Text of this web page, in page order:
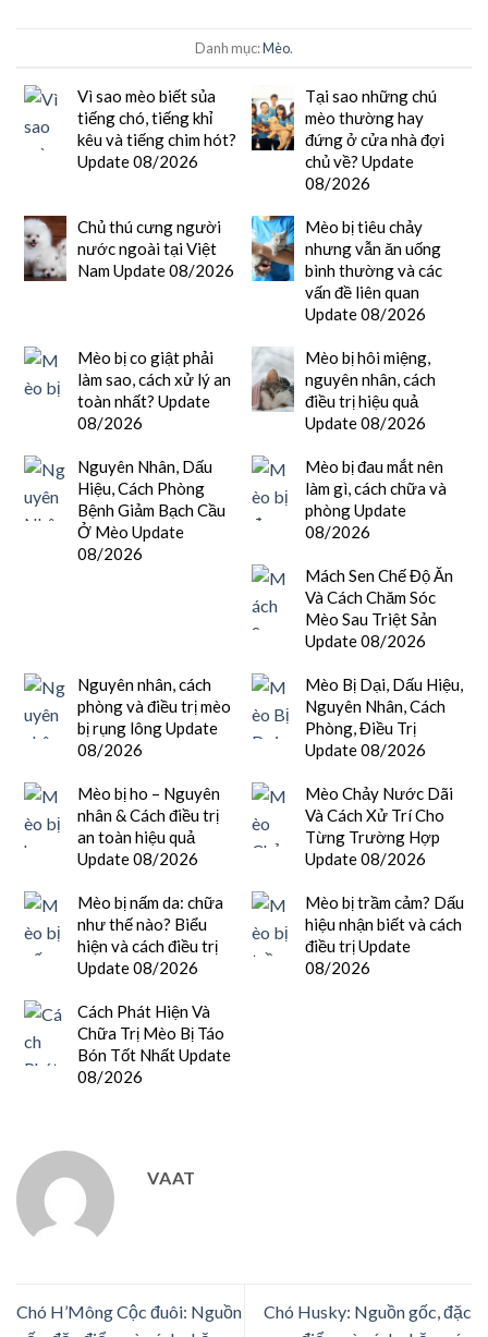
Danh mục:Mèo.
Vì sao mèo biết sủa
tiếng chó, tiếng khỉ
kêu và tiếng chim hót?
Update 08/2026
Tại sao những chú
mèo thường hay
đứng ở cửa nhà đợi
chủ về? Update
08/2026
Chủ thú cưng người
nước ngoài tại Việt
Nam Update 08/2026
Mèo bị tiêu chảy
nhưng vẫn ăn uống
bình thường và các
vấn đề liên quan
Update 08/2026
Mèo bị co giật phải
làm sao, cách xử lý an
toàn nhất? Update
08/2026
Mèo bị hôi miệng,
nguyên nhân, cách
điều trị hiệu quả
Update 08/2026
Nguyên Nhân, Dấu
Hiệu, Cách Phòng
Bệnh Giảm Bạch Cầu
Ở Mèo Update
08/2026
Mèo bị đau mắt nên
làm gì, cách chữa và
phòng Update
08/2026
Mách Sen Chế Độ Ăn
Và Cách Chăm Sóc
Mèo Sau Triệt Sản
Update 08/2026
Nguyên nhân, cách
phòng và điều trị mèo
bị rụng lông Update
08/2026
Mèo Bị Dại, Dấu Hiệu,
Nguyên Nhân, Cách
Phòng, Điều Trị
Update 08/2026
Mèo bị ho – Nguyên
nhân & Cách điều trị
an toàn hiệu quả
Update 08/2026
Mèo Chảy Nước Dãi
Và Cách Xử Trí Cho
Từng Trường Hợp
Update 08/2026
Mèo bị nấm da: chữa
như thế nào? Biểu
hiện và cách điều trị
Update 08/2026
Mèo bị trầm cảm? Dấu
hiệu nhận biết và cách
điều trị Update
08/2026
Cách Phát Hiện Và
Chữa Trị Mèo Bị Táo
Bón Tốt Nhất Update
08/2026
VAAT
Chó H’Mông Cộc đuôi: Nguồn
Chó Husky: Nguồn gốc, đặc